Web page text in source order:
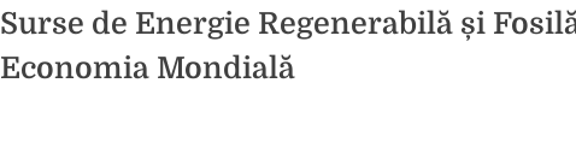
Surse de Energie Regenerabilă și
Economia Mondială